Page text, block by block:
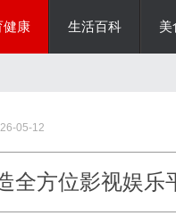
健康 生活百科 美
05-12
全方位影视娱乐